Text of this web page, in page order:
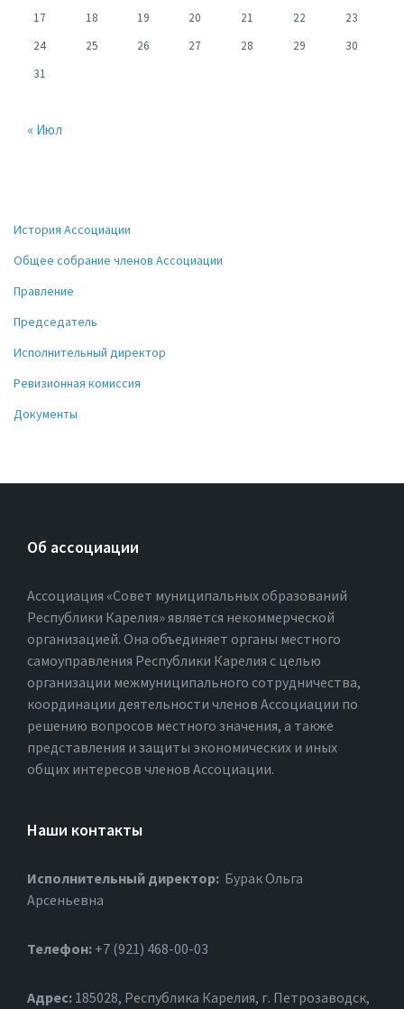
17
18 19 20 21 22
23
24
25 26 27 28 29
30
31
« Июл
История Ассоциации
Общее собрание членов Ассоциации
Правление
Председатель
Исполнительный директор
Ревизионная комиссия
Документы
Об ассоциации
Ассоциация «Совет муниципальных образований
Республики Карелия» является некоммерческой
организацией. Она объединяет органы местного
самоуправления Республики Карелия с целью
организации межмуниципального сотрудничества,
координации деятельности членов Ассоциации по
решению вопросов местного значения, а также
представления и защиты экономических и иных
общих интересов членов Ассоциации.
Наши контакты
Исполнительный директор: Бурак Ольга
Арсеньевна
Телефон: +7 (921) 468-00-03
Адрес: 185028, Республика Карелия, г. Петрозаводск,